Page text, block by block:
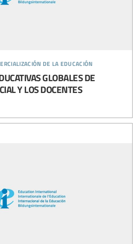
de la educación
GLOBALES DE
Y LOS DOCENTES